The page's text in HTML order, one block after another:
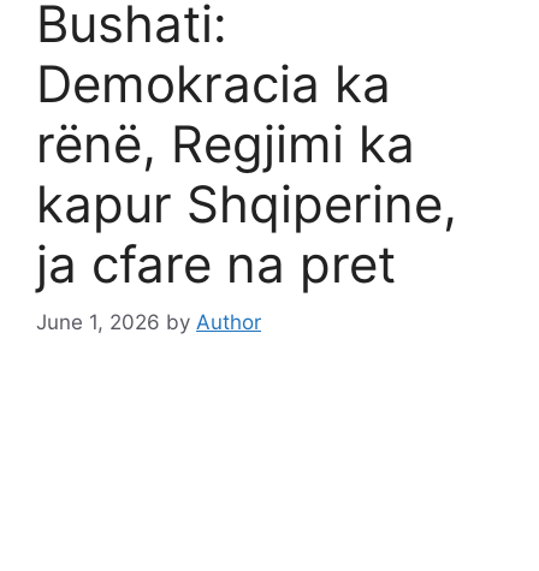
Bushati:
Demokracia ka
rënë, Regjimi ka
kapur Shqiperine,
ja cfare na pret
June 1, 2026 by Author